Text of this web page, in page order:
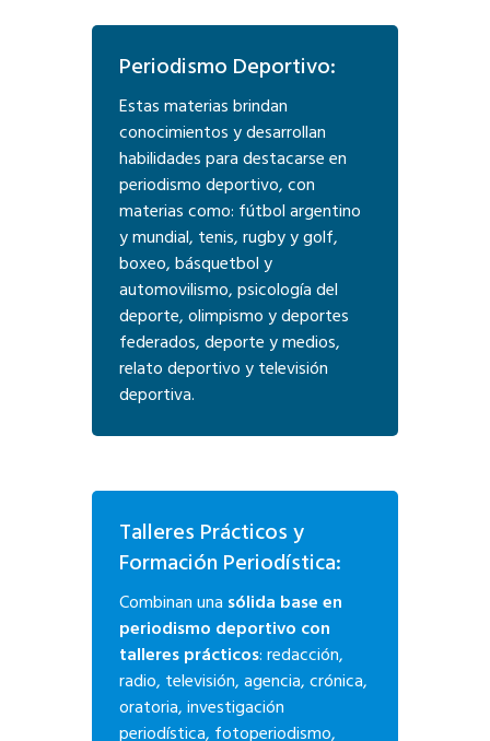
Periodismo Deportivo:
Estas materias brindan
conocimientos y desarrollan
habilidades para destacarse en
periodismo deportivo, con
materias como: fútbol argentino
y mundial, tenis, rugby y golf,
boxeo, básquetbol y
automovilismo, psicología del
deporte, olimpismo y deportes
federados, deporte y medios,
relato deportivo y televisión
deportiva.
Talleres Prácticos y
Formación Periodística:
Combinan una sólida base en
periodismo deportivo con
talleres prácticos: redacción,
radio, televisión, agencia, crónica,
oratoria, investigación
periodística, fotoperiodismo,